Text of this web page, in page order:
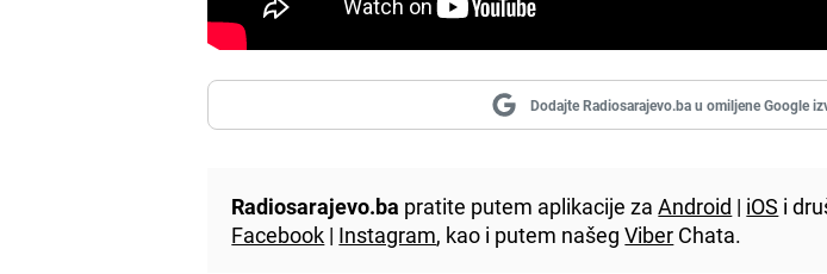
Dodajte Radiosarajevo.ba u omiljene Google
Radiosarajevo.ba pratite putem aplikacije zaAndroid | iOS i
Facebook | Instagram, kao i putem našegViber Chata.